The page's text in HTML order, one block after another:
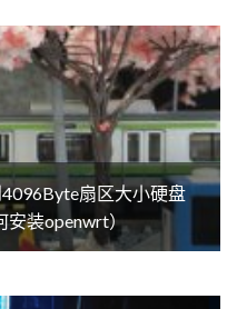
扇区大小硬盘
安装openwrt）